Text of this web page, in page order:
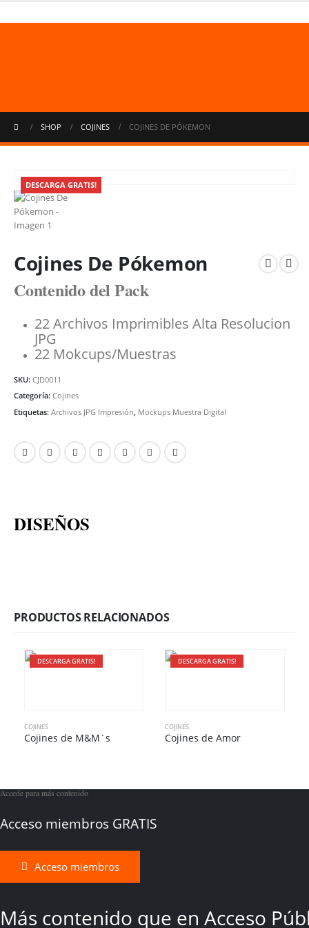
SHOP COJINES COJINES DE PÓKEMON
DESCARGA GRATIS!
Cojines De Pókemon
Contenido del Pack
22 Archivos Imprimibles Alta Resolucion
JPG
22 Mokcups/Muestras
SKU: CJD0011
Categoría: Cojines
Etiquetas: Archivos JPG Impresión, Mockups Muestra Digital
DISEÑOS
PRODUCTOS RELACIONADOS
DESCARGA GRATIS!
COJINES
Cojines de M&M´s
DESCARGA GRATIS!
COJINES
Cojines de Amor
Accede para más contenido
Acceso miembros GRATIS
Acceso miembros
Más contenido que en Acceso